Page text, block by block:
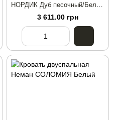
НОРДИК Дуб песочный/Белый
120х200
3 611.00 грн